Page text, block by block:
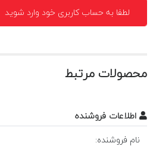
لطفا به حساب کاربری خود وارد شوید
محصولات مرتبط
اطلاعات فروشنده
نام فروشنده: